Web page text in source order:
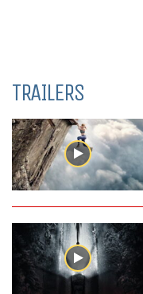
TRAILERS